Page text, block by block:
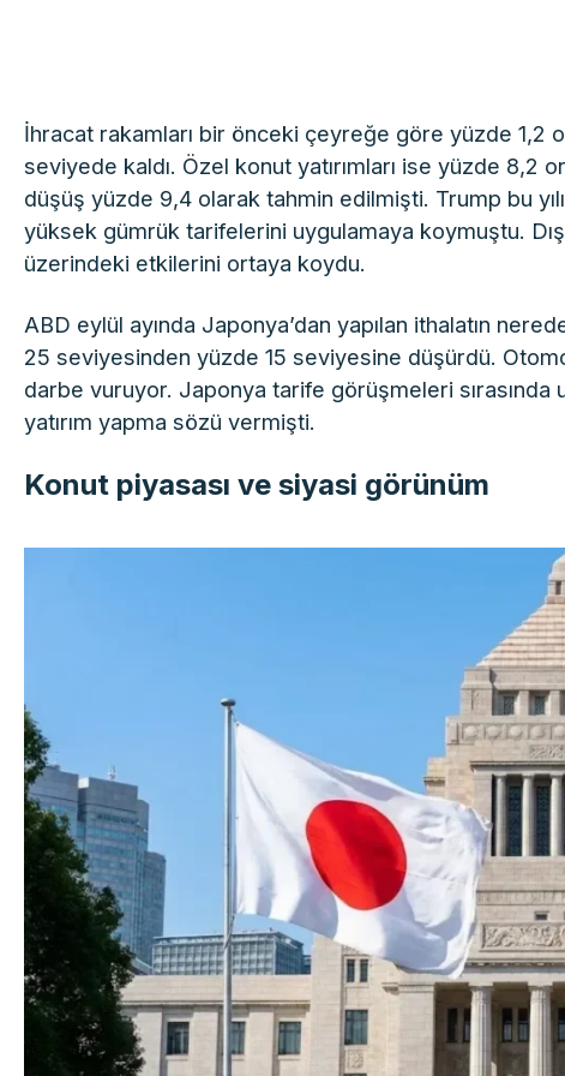
İhracat rakamları bir önceki çeyreğe göre yüzde 1,2
seviyede kaldı. Özel konut yatırımları ise yüzde 8,2
düşüş yüzde 9,4 olarak tahmin edilmişti. Trump bu
yüksek gümrük tarifelerini uygulamaya koymuştu.
üzerindeki etkilerini ortaya koydu.
ABD eylül ayında Japonya’dan yapılan ithalatın
25 seviyesinden yüzde 15 seviyesine düşürdü.
darbe vuruyor. Japonya tarife görüşmeleri sırasında
yatırım yapma sözü vermişti.
Konut piyasası ve siyasi görünüm